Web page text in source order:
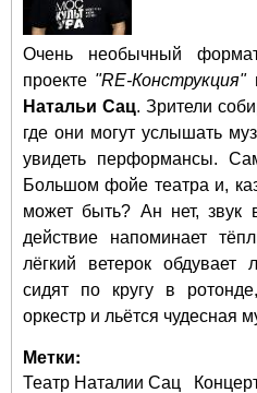
Очень необычный
проекте "RE-Конструкция"
Натальи Сац. Зрители
где они могут услышать
увидеть перформансы.
Большом фойе театра и,
может быть? Ан нет,
действие напоминает
лёгкий ветерок обдувает
сидят по кругу в
оркестр и льётся чудесная
Метки:
Театр Наталии Сац